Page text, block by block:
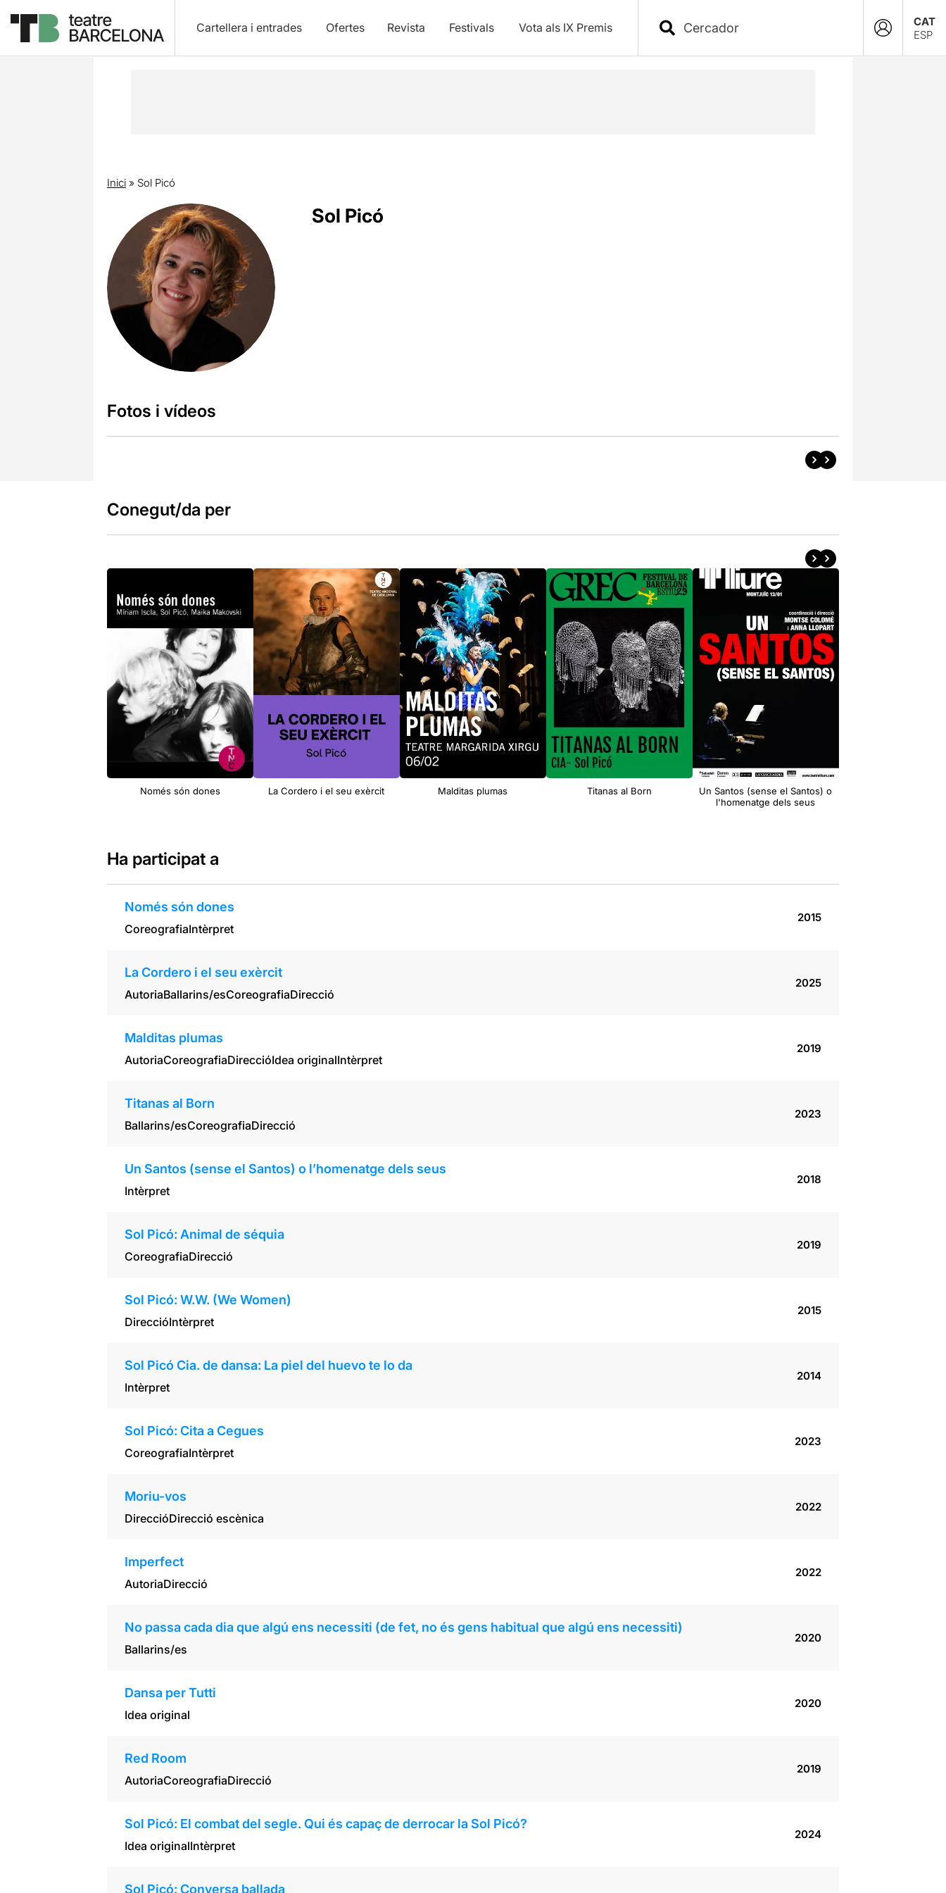
Cartellera i entrades Ofertes Revista Festivals Vota als IX Premis
CAT
ESP
Inici» Sol Picó
Sol Picó
Fotos i vídeos
Conegut/da per
Només són dones La Cordero i el seu exèrcit Malditas plumas Titanas al Born
Un Santos (sense el Santos) o
l'homenatge dels seus
Ha participat a
Només són dones
CoreografiaIntèrpret
2015
La Cordero i el seu exèrcit
AutoriaBallarins/esCoreografiaDirecció
2025
Malditas plumas
AutoriaCoreografiaDireccióIdea originalIntèrpret
2019
Titanas al Born
Ballarins/esCoreografiaDirecció
2023
Un Santos (sense el Santos) o l’homenatge dels seus
Intèrpret
2018
Sol Picó: Animal de séquia
CoreografiaDirecció
2019
Sol Picó: W.W. (We Women)
DireccióIntèrpret
2015
Sol Picó Cia. de dansa: La piel del huevo te lo da
Intèrpret
2014
Sol Picó: Cita a Cegues
CoreografiaIntèrpret
2023
Moriu-vos
DireccióDirecció escènica
2022
Imperfect
AutoriaDirecció
2022
No passa cada dia que algú ens necessiti (de fet, no és gens habitual que algú ens necessiti)
Ballarins/es
2020
Dansa per Tutti
Idea original
2020
Red Room
AutoriaCoreografiaDirecció
2019
Sol Picó: El combat del segle. Qui és capaç de derrocar la Sol Picó?
Idea originalIntèrpret
2024
Sol Picó: Conversa ballada